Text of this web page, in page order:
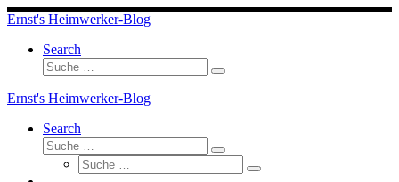
Skip
to
content
Ernst's Heimwerker-Blog
Search
Suche
Suche
Ernst's Heimwerker-Blog
Search
Suche
Suche
Suche
Suche